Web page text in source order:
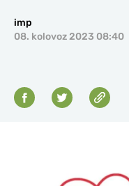
imp
08. kolovoz 2023 08:40